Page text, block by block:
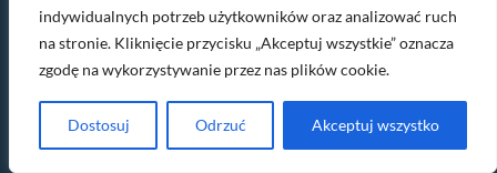
indywidualnych potrzeb użytkowników oraz analizować ruch
na stronie. Kliknięcie przycisku „Akceptuj wszystkie” oznacza
zgodę na wykorzystywanie przez nas plików cookie.
Dostosuj Odrzuć Akceptuj wszystko
Kalkulator grupy krwi dziecka
Kalkulator koloru oczu dziecka
Kalkulator wzrostu dziecka
Kalkulator płci dziecka